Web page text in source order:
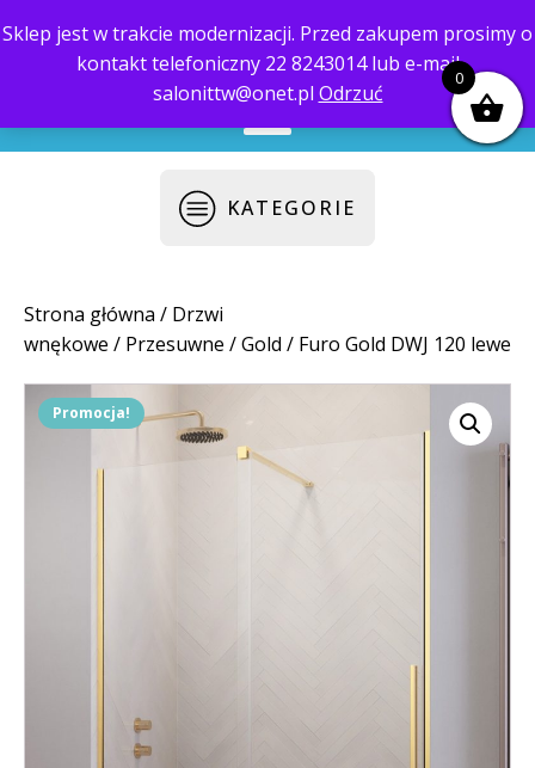
Sklep jest w trakcie modernizacji. Przed zakupem prosimy o
kontakt telefoniczny 22 8243014 lub e-mail
salonittw@onet.pl Odrzuć
biuro@saloni.pl 22 559-10-50
KATEGORIE
Strona główna / Drzwi
wnękowe / Przesuwne /Gold / Furo Gold DWJ 120 lewe
Promocja!
0